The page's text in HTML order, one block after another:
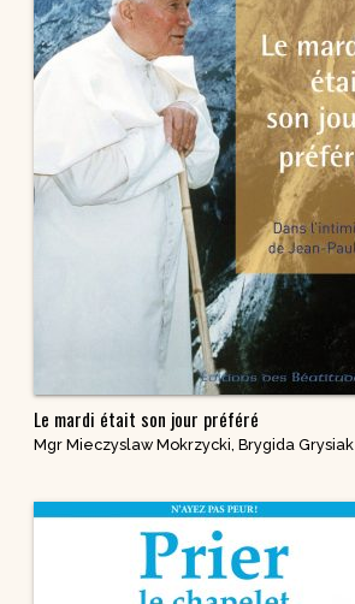
Le mardi était son jour préféré
Mgr Mieczyslaw Mokrzycki Brygida Grysiak